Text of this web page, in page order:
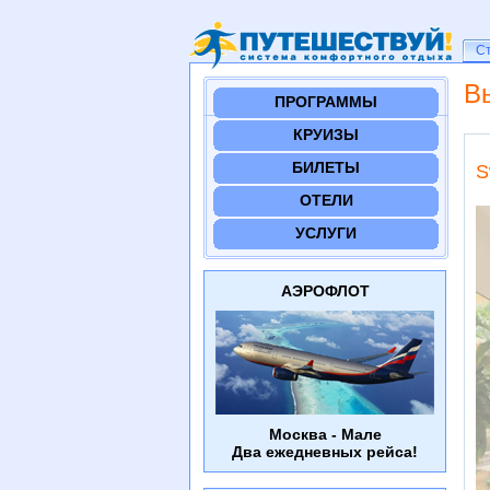
ПРОГРАММЫ
КРУИЗЫ
БИЛЕТЫ
ОТЕЛИ
УСЛУГИ
АЭРОФЛОТ
Москва - Мале
Два ежедневных рейса!